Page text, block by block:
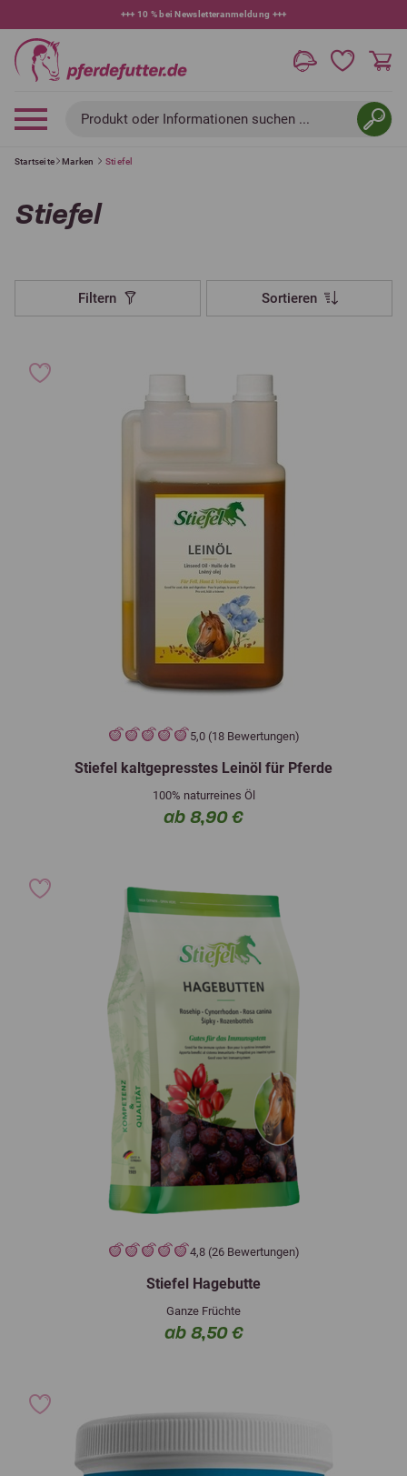
+++ 10 % bei Newsletteranmeldung +++
Produkt oder Informationen suchen ...
Startseite Marken Stiefel
Stiefel
Filtern Sortieren
5,0 (18 Bewertungen)
Stiefel kaltgepresstes Leinöl für Pferde
100% naturreines Öl
ab 8,90 €
4,8 (26 Bewertungen)
Stiefel Hagebutte
Ganze Früchte
ab 8,50 €